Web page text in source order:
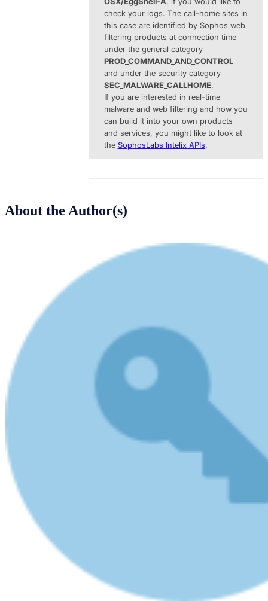
check your logs. The call-home sites in
this case are identified by Sophos web
filtering products at connection time
under the general category
PROD_COMMAND­_AND_CONTROL
and under the security category
SEC_MALWARE­_CALLHOME.
If you are interested in real-time
malware and web filtering and how you
can build it into your own products
and services, you might like to look at
the SophosLabs Intelix APIs.
About the Author(s)